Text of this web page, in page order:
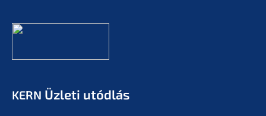
KERN Üzleti utódlás